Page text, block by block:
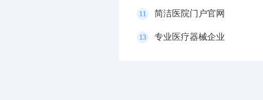
11 简洁医院门户官网
13 专业医疗器械企业